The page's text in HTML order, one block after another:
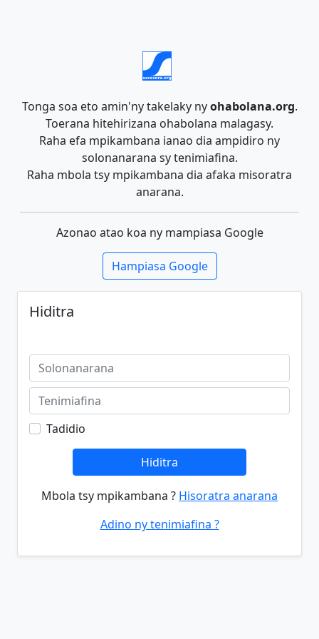
Tonga soa eto amin'ny takelaky nyohabolana.org.
Toerana hitehirizana ohabolana malagasy.
Raha efa mpikambana ianao dia ampidiro ny
solonanarana sy tenimiafina.
Raha mbola tsy mpikambana dia afaka misoratra
anarana.
Azonao atao koa ny mampiasa Google
Hampiasa Google
Hiditra
Tadidio
Hiditra
Mbola tsy mpikambana ? Hisoratra anarana
Adino ny tenimiafina ?